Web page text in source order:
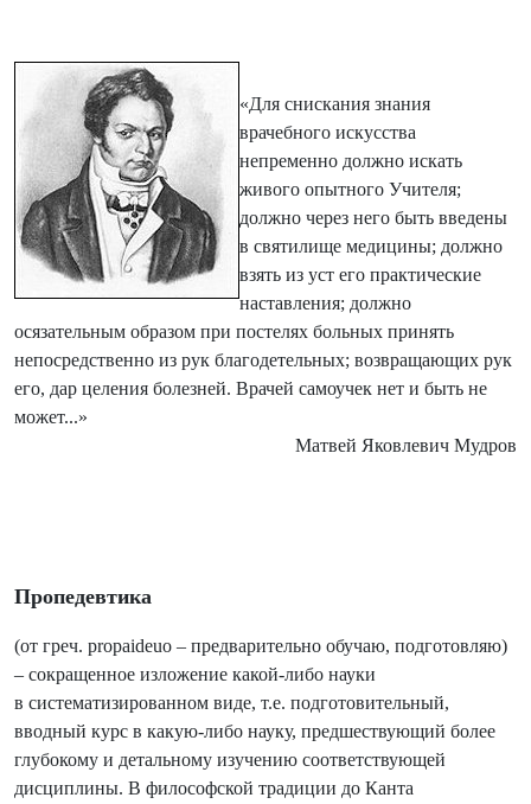
«Для снискания знания
врачебного искусства
непременно должно искать
живого опытного Учителя;
должно через него быть введены
в святилище медицины; должно
взять из уст его практические
наставления; должно
осязательным образом при постелях больных принять
непосредственно из рук благодетельных; возвращающих рук
его, дар целения болезней. Врачей самоучек нет и быть не
может...»
Матвей Яковлевич Мудров
Пропедевтика
(от греч. propaideuo – предварительно обучаю, подготовляю)
– сокращенное изложение какой-либо науки
в систематизированном виде, т.е. подготовительный,
вводный курс в какую-либо науку, предшествующий более
глубокому и детальному изучению соответствующей
дисциплины. В философской традиции до Канта